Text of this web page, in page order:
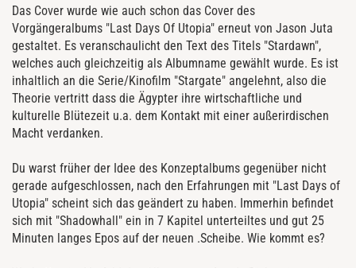
Das Cover wurde wie auch schon das Cover des
Vorgängeralbums "Last Days Of Utopia" erneut von Jason Juta
gestaltet. Es veranschaulicht den Text des Titels "Stardawn",
welches auch gleichzeitig als Albumname gewählt wurde. Es ist
inhaltlich an die Serie/Kinofilm "Stargate" angelehnt, also die
Theorie vertritt dass die Ägypter ihre wirtschaftliche und
kulturelle Blütezeit u.a. dem Kontakt mit einer außerirdischen
Macht verdanken.
Du warst früher der Idee des Konzeptalbums gegenüber nicht
gerade aufgeschlossen, nach den Erfahrungen mit "Last Days of
Utopia" scheint sich das geändert zu haben. Immerhin befindet
sich mit "Shadowhall" ein in 7 Kapitel unterteiltes und gut 25
Minuten langes Epos auf der neuen .Scheibe. Wie kommt es?